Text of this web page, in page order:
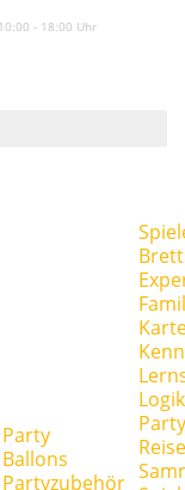
10:00 - 18:00 Uhr
Party
Ballons
Partyzubehör